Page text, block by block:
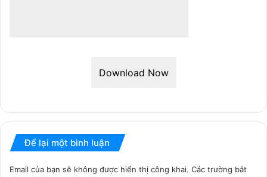
Download Now
Để lại một bình luận
Email của bạn sẽ không được hiển thị công khai. Các trường bắt